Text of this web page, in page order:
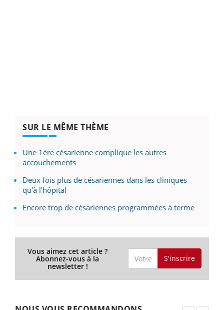
SUR LE MÊME THÈME
Une 1ère césarienne complique les autres
accouchements
Deux fois plus de césariennes dans les cliniques
qu'à l'hôpital
Encore trop de césariennes programmées à terme
Vous aimez cet article ?
Abonnez-vous à la
newsletter !
S'inscrire